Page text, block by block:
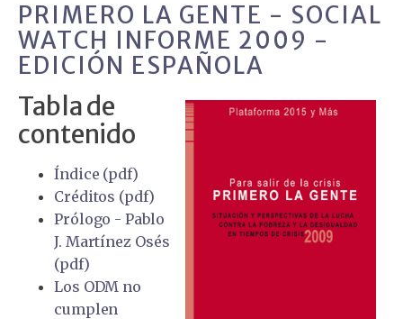
PRIMERO LA GENTE - SOCIAL
WATCH INFORME 2009 -
EDICIÓN ESPAÑOLA
Tabla de
contenido
Índice (pdf)
Créditos (pdf)
Prólogo - Pablo
J. Martínez Osés
(pdf)
Los ODM no
cumplen